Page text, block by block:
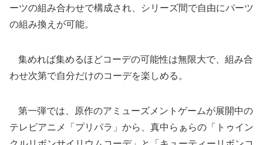
ーツの組み合わせで構成され、シリーズ間で自由にパーツ
の組み換えが可能。
集めれば集めるほどコーデの可能性は無限大で、組み合
わせ次第で自分だけのコーデを楽しめる。
第一弾では、原作のアミューズメントゲームが展開中の
テレビアニメ「プリパラ」から、真中らぁらの「トゥイン